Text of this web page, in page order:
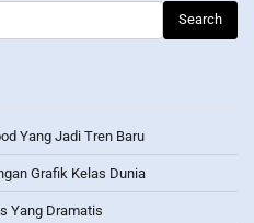
Yang Jadi Tren Baru
Grafik Kelas Dunia
Yang Dramatis